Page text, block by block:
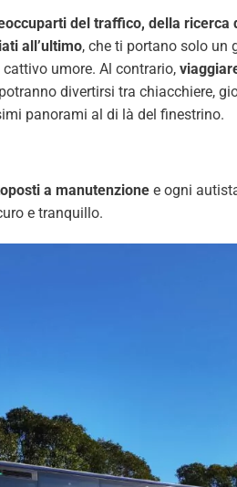
del traffico, della ricerca
all’ultimo, che ti portano solo un
umore. Al contrario,
divertirsi tra chiacchiere,
panorami al di là del finestrino.
a manutenzione e ogni
e tranquillo.